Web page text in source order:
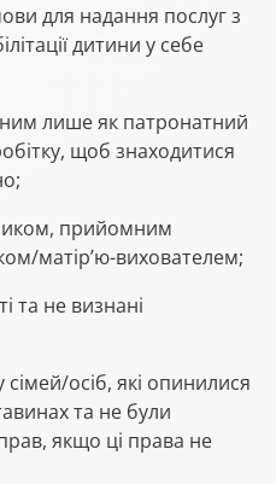
для надання послуг з
дитини у себе
лише як патронатний
щоб знаходитися
прийомним
матір’ю-вихователем;
та не визнані
осіб, які опинилися
та не були
якщо ці права не